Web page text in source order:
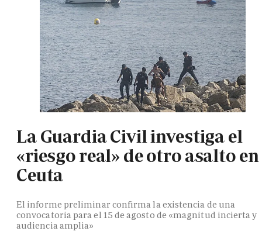
La Guardia Civil investiga el
«riesgo real» de otro asalto en
Ceuta
El informe preliminar confirma la existencia de una
convocatoria para el 15 de agosto de «magnitud incierta y
audiencia amplia»